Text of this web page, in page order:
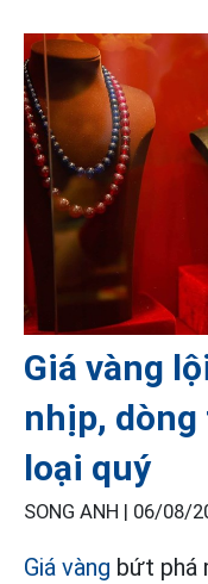
Giá vàng
nhịp,
loại quý
SONG ANH | 06/08/
Giá vàng bứt phá